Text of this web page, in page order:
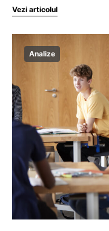
Vezi articolul
Analize